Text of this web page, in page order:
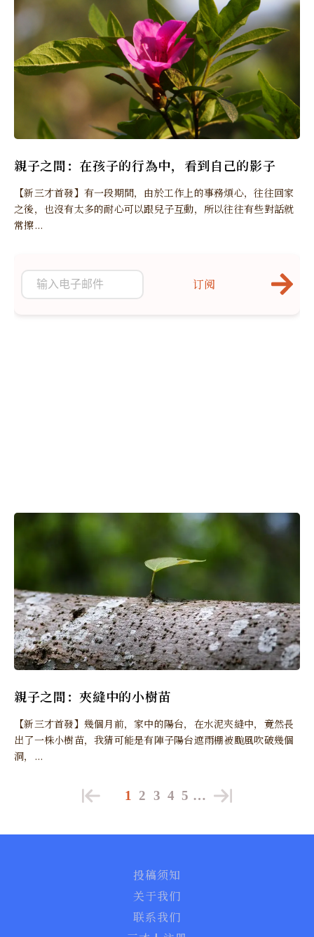
親子之間：在孩子的行為中，看到自己的影子
【新三才首發】有一段期間，由於工作上的事務煩心，往往回家
之後，也沒有太多的耐心可以跟兒子互動，所以往往有些對話就
常擦...
親子之間：夾縫中的小樹苗
【新三才首發】幾個月前，家中的陽台，在水泥夾縫中，竟然長
出了一株小樹苗，我猜可能是有陣子陽台遮雨棚被颱風吹破幾個
洞，...
订阅
1 2 3 4 5 …
投稿须知
关于我们
联系我们